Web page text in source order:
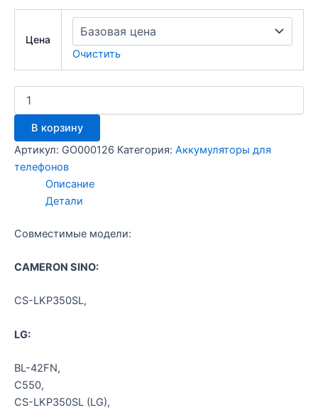
Цена
Очистить
Количество
товара
Аккумулятор
P350
/Craftmann
В корзину
Артикул: GO000126 Категория: Аккумуляторы для
телефонов
Описание
Детали
Совместимые модели:
CAMERON SINO:
CS-LKP350SL,
LG:
BL-42FN,
C550,
CS-LKP350SL (LG),